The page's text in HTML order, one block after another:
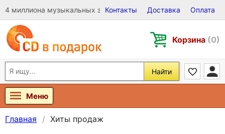
4 миллиона музыкальных записей на Виниле, CD и DVD
Контакты Доставка Оплата
Корзина (0)
Найти
Меню
Главная Хиты продаж